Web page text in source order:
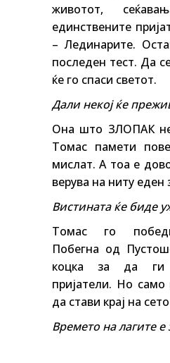
животот,
единствените
– Лединарите.
последен тест. Да
ќе го спаси светот.
Дали некој ќе
Она што ЗЛОПАК
Томас памети
мислат. А тоа е
верува на ниту еден
Вистината ќе биде
Томас го
Побегна од
коцка за да ги
пријатели. Но
да стави крај на
Времето на лагите